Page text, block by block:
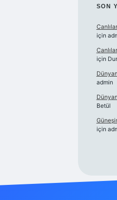
SON
için
için
admin
Betül
için